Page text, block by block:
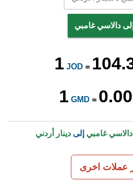
دالاسي غامبي
1 JOD =
1 GMD =
دالاسي غامبي إلىدينار أردني
عملات اخرى